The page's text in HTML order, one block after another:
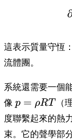
這表示質量守恆
流體團。
系統還需要一個
像 p =
\rho
R T
p = ρRT
（
度聯繫起來的熱
束。它的聲學部